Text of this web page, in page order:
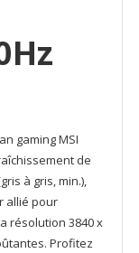
gaming MSI
de
à gris, min.),
allié pour
résolution 3840 x
Profitez